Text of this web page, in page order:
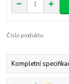
Číslo produktu:
Kompletní